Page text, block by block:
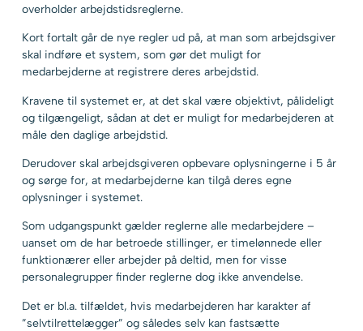
overholder arbejdstidsreglerne.
Kort fortalt går de nye regler ud på, at man som arbejdsgiver
skal indføre et system, som gør det muligt for
medarbejderne at registrere deres arbejdstid.
Kravene til systemet er, at det skal være objektivt, pålideligt
og tilgængeligt, sådan at det er muligt for medarbejderen at
måle den daglige arbejdstid.
Derudover skal arbejdsgiveren opbevare oplysningerne i 5 år
og sørge for, at medarbejderne kan tilgå deres egne
oplysninger i systemet.
Som udgangspunkt gælder reglerne alle medarbejdere –
uanset om de har betroede stillinger, er timelønnede eller
funktionærer eller arbejder på deltid, men for visse
personalegrupper finder reglerne dog ikke anvendelse.
Det er bl.a. tilfældet, hvis medarbejderen har karakter af
”selvtilrettelægger” og således selv kan fastsætte